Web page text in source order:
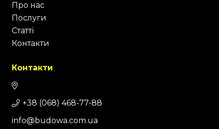
Про нас
Послуги
Статті
Контакти
Контакти
+38 (068) 468-77-88
info@budowa.com.ua